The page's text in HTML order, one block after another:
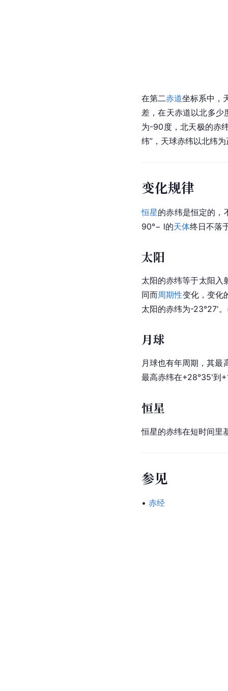
在第二赤道坐标系中，
差，在天赤道以北多
为-90度，北天极的赤
纬”， 天球赤纬以北纬
变化规律
恒星的赤纬是恒定的，
90°− l的天体终日不落
太阳
太阳的赤纬等于太阳入
同而周期性变化，变化
太阳的赤纬为-23°27'。
月球
月球也有年周期，其最
最高赤纬在+28°35'到
恒星
恒星的赤纬在短时间里
参见
• 赤经